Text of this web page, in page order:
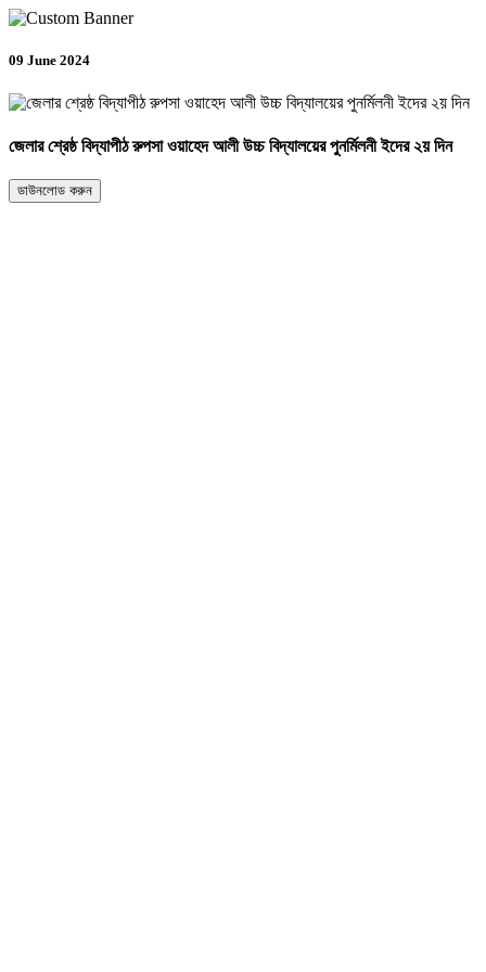
09 June 2024
জেলার শ্রেষ্ঠ বিদ্যাপীঠ রুপসা ওয়াহেদ আলী উচ্চ বিদ্যালয়ের পুনর্মিলনী ইদের ২য় দিন
ডাউনলোড করুন